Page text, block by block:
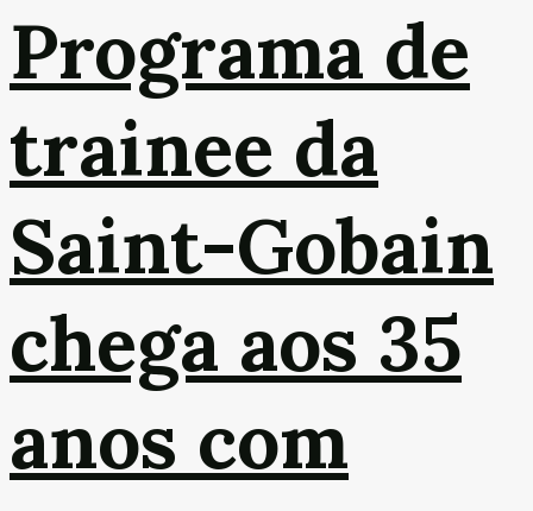
Programa de
trainee da
Saint-Gobain
chega aos 35
anos com